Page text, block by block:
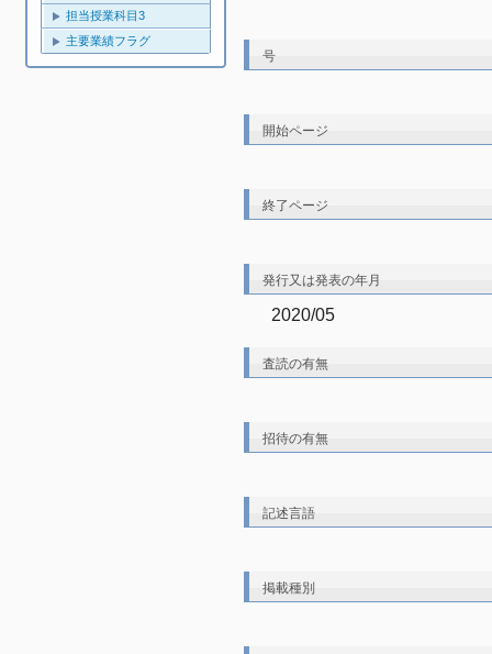
担当授業科目3
主要業績フラグ
号
開始ページ
終了ページ
発行又は発表の年月
2020/05
査読の有無
招待の有無
記述言語
掲載種別